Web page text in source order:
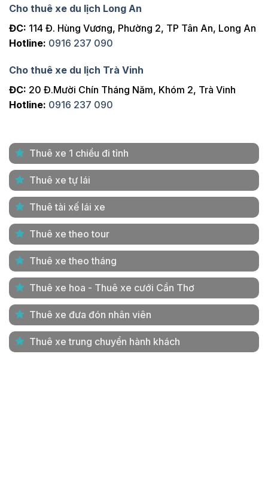
Cho thuê xe du lịch Long An
ĐC: 114 Đ. Hùng Vương, Phường 2, TP Tân An, Long An
Hotline: 0916 237 090
Cho thuê xe du lịch Trà Vinh
ĐC: 20 Đ.Mười Chín Tháng Năm, Khóm 2, Trà Vinh
Hotline: 0916 237 090
Thuê xe 1 chiều đi tỉnh
Thuê xe tự lái
Thuê tài xế lái xe
Thuê xe theo tour
Thuê xe theo tháng
Thuê xe hoa - Thuê xe cưới Cần Thơ
Thuê xe đưa đón nhân viên
Thuê xe trung chuyển hành khách